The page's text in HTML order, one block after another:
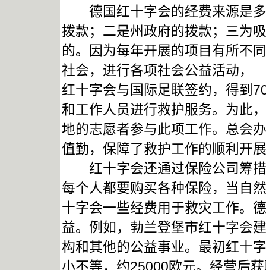
德国红十字会的经费来源是多
拨款；二是州政府的拨款；三为
的。因为每年开展的项目有所不
社会，进行各项社会公益活动，
红十字会与国际足联签约，得到
和工作人员进行救护服务。为此
地的志愿者参与此项工作。总会
值勤，保障了救护工作的顺利开
红十字会还通过保险公司筹措
每个人都要购买各种保险，当自
十字会一些经费用于救灾工作。
益。例如，勃兰登堡市红十字会
构和其他的公益事业。最初红十
小不等，约25000欧元。经营后